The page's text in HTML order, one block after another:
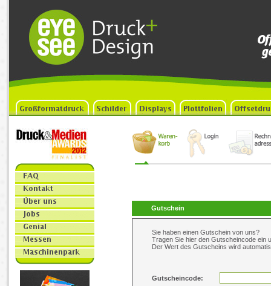
Gutschein
Sie haben einen Gutschein von uns?
Tragen Sie hier den Gutscheincode ein
Der Wert des Gutscheins wird
Gutscheincode: